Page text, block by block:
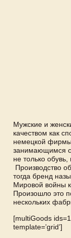
Мужские и
качеством как
немецкой фирмы
занимающимся
не только
Производство
тогда бренд
Мировой войны
Произошло это
нескольких
[multiGoods
template=’grid’]